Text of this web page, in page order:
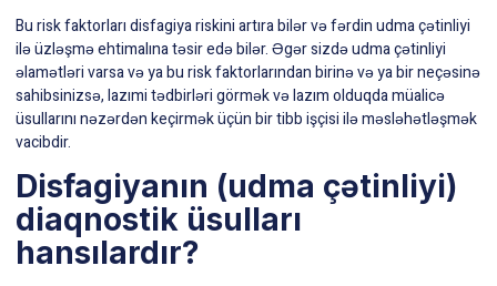
Bu risk faktorları disfagiya riskini artıra bilər və fərdin udma çətinliyi
ilə üzləşmə ehtimalına təsir edə bilər. Əgər sizdə udma çətinliyi
əlamətləri varsa və ya bu risk faktorlarından birinə və ya bir neçəsinə
sahibsinizsə, lazımi tədbirləri görmək və lazım olduqda müalicə
üsullarını nəzərdən keçirmək üçün bir tibb işçisi ilə məsləhətləşmək
vacibdir.
Disfagiyanın (udma çətinliyi)
diaqnostik üsulları
hansılardır?